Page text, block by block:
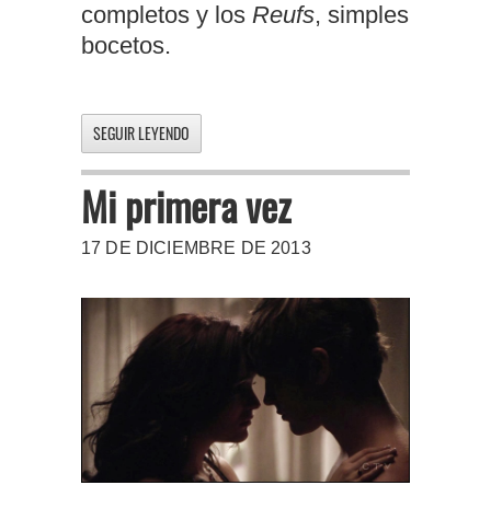
completos y los Reufs, simples
bocetos.
SEGUIR LEYENDO
Mi primera vez
17 DE DICIEMBRE DE 2013